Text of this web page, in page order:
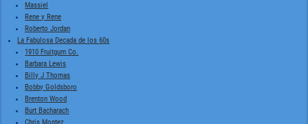
Massiel
Rene y Rene
Roberto Jordan
La Fabulosa Decada de los 60s
1910 Fruitgum Co.
Barbara Lewis
Billy J Thomas
Bobby Goldsboro
Brenton Wood
Burt Bacharach